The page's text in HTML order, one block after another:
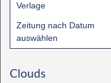
Verlage
Zeitung nach Datum
auswählen
Clouds